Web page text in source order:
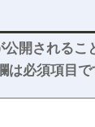
開されるこ
は必須項目で